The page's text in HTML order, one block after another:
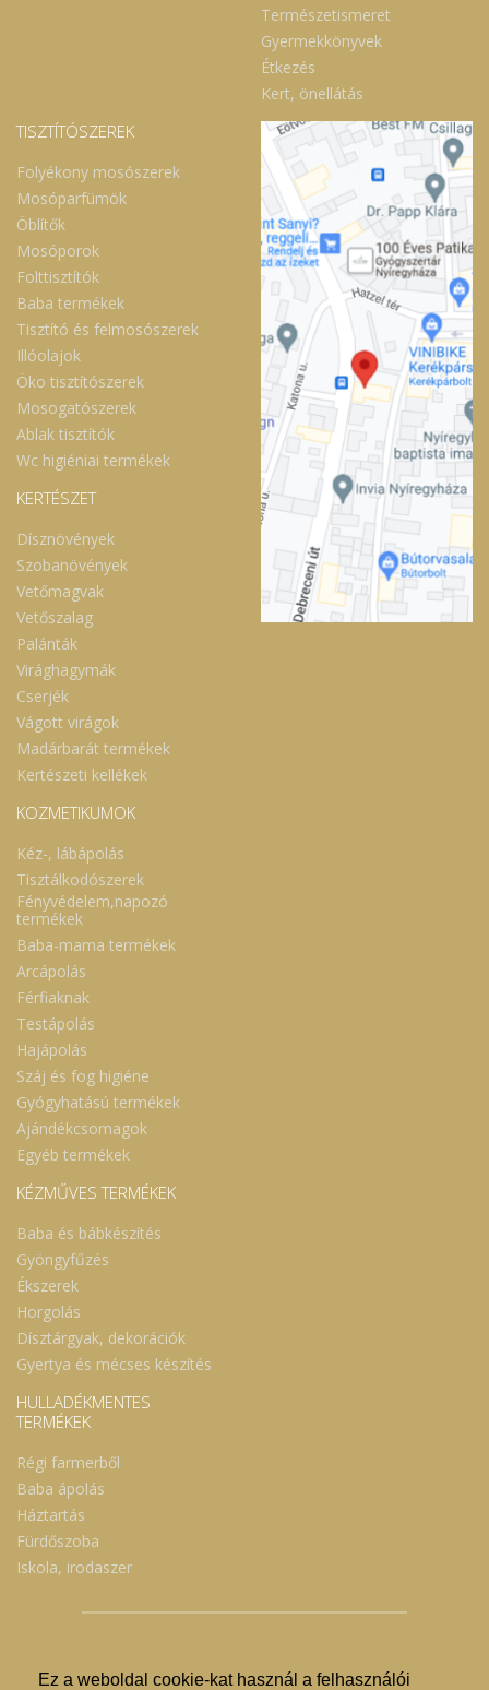
Ez a weboldal cookie-kat használ a felhasználói
Természetismeret
Gyermekkönyvek
Étkezés
Kert, önellátás
TISZTÍTÓSZEREK
Folyékony mosószerek
Mosóparfümök
Öblítők
Mosóporok
Folttisztítók
Baba termékek
Tisztító és felmosószerek
Illóolajok
Öko tisztítószerek
Mosogatószerek
Ablak tisztítók
Wc higiéniai termékek
KERTÉSZET
Dísznövények
Szobanövények
Vetőmagvak
Vetőszalag
Palánták
Virághagymák
Cserjék
Vágott virágok
Madárbarát termékek
Kertészeti kellékek
KOZMETIKUMOK
Kéz-, lábápolás
Tisztálkodószerek
Fényvédelem,napozó
termékek
Baba-mama termékek
Arcápolás
Férfiaknak
Testápolás
Hajápolás
Száj és fog higiéne
Gyógyhatású termékek
Ajándékcsomagok
Egyéb termékek
KÉZMŰVES TERMÉKEK
Baba és bábkészítés
Gyöngyfűzés
Ékszerek
Horgolás
Dísztárgyak, dekorációk
Gyertya és mécses készítés
HULLADÉKMENTES
TERMÉKEK
Régi farmerből
Baba ápolás
Háztartás
Fürdőszoba
Iskola, irodaszer